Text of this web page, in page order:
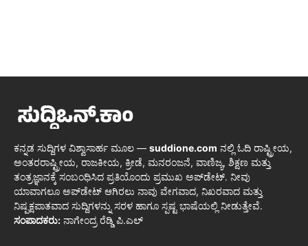
ಕನ್ನಡ ಸುದ್ದಿಗಳ ವಿಶ್ವಾಸಾರ್ಹ ಮೂಲ — suddione.com ನಲ್ಲಿ ಓದಿ ರಾಷ್ಟ್ರೀಯ,
ಅಂತರರಾಷ್ಟ್ರೀಯ, ರಾಜಕೀಯ, ಕ್ರೀಡೆ, ಮನರಂಜನೆ, ವಾಣಿಜ್ಯ, ಶಿಕ್ಷಣ ಮತ್ತು
ತಂತ್ರಜ್ಞಾನಕ್ಕೆ ಸಂಬಂಧಿಸಿದ ಪ್ರತಿಯೊಂದು ಪ್ರಮುಖ ಅಪ್‌ಡೇಟ್. ನೀವು
ಯಾವಾಗಲೂ ಅಪ್‌ಡೇಟ್ ಆಗಿರಲು ನಾವು ವೇಗವಾದ, ನಿಖರವಾದ ಮತ್ತು
ನಿಷ್ಪಕ್ಷಪಾತವಾದ ಸುದ್ದಿಗಳನ್ನು ಸರಳ ಹಾಗೂ ಸ್ಪಷ್ಟ ಭಾಷೆಯಲ್ಲಿ ನೀಡುತ್ತೇವೆ.
ಸಂಪಾದಕರು: ನಾಗೇಂದ್ರ ರೆಡ್ಡಿ ಪಿ.ಎಲ್